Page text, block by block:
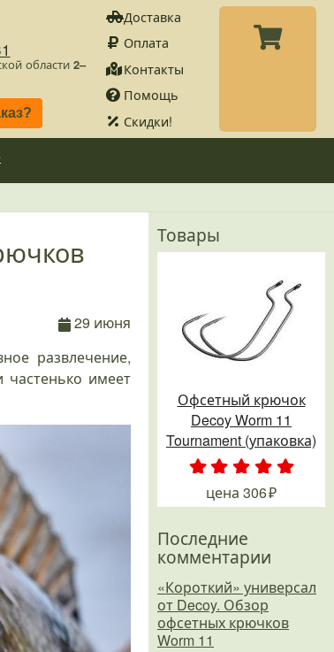
Доставка
Оплата
Контакты
Помощь
Скидки!
области 2–
29 июня
развлечение,
частенько имеет
Товары
Офсетный крючок
Decoy Worm 11
Tournament (упаковка)
. .
цена 306
Последние
комментарии
«Короткий» универсал
от Decoy. Обзор
офсетных крючков
Worm 11